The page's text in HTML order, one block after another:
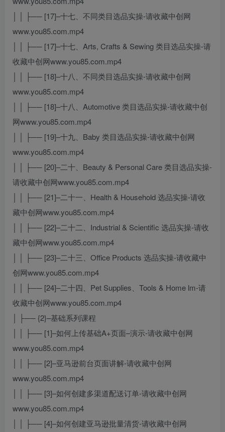
│ │ ├── [17]–十七、不同类目选品实操-请收藏中创网
www.you85.com.mp4
│ │ ├── [17]–十七、Arts, Crafts & Sewing 类目选品实操-请
收藏中创网www.you85.com.mp4
│ │ ├── [18]–十八、不同类目选品实操-请收藏中创网
www.you85.com.mp4
│ │ ├── [18]–十八、Automotive 类目选品实操-请收藏中创
网www.you85.com.mp4
│ │ ├── [19]–十九、Baby 类目选品实操-请收藏中创网
www.you85.com.mp4
│ │ ├── [20]–二十、Beauty & Personal Care 类目选品实操-
请收藏中创网www.you85.com.mp4
│ │ ├── [21]–二十一、Health & Household 选品实操-请收
藏中创网www.you85.com.mp4
│ │ ├── [22]–二十二、Industrial & Scientific 选品实操-请收
藏中创网www.you85.com.mp4
│ │ ├── [23]–二十三、Office Products 选品实操-请收藏中
创网www.you85.com.mp4
│ │ ├── [24]–二十四、Pet Supplies、Tools & Home lm-请
收藏中创网www.you85.com.mp4
│ ├── {2}–基础系列课程
│ │ ├── [1]–如何上传基础A+页面–演示-请收藏中创网
www.you85.com.mp4
│ │ ├── [2]–亚马逊前台页面讲解-请收藏中创网
www.you85.com.mp4
│ │ ├── [3]–如何创建多渠道配送订单-请收藏中创网
www.you85.com.mp4
│ │ ├── [4]–如何创建亚马逊批量清货-请收藏中创网